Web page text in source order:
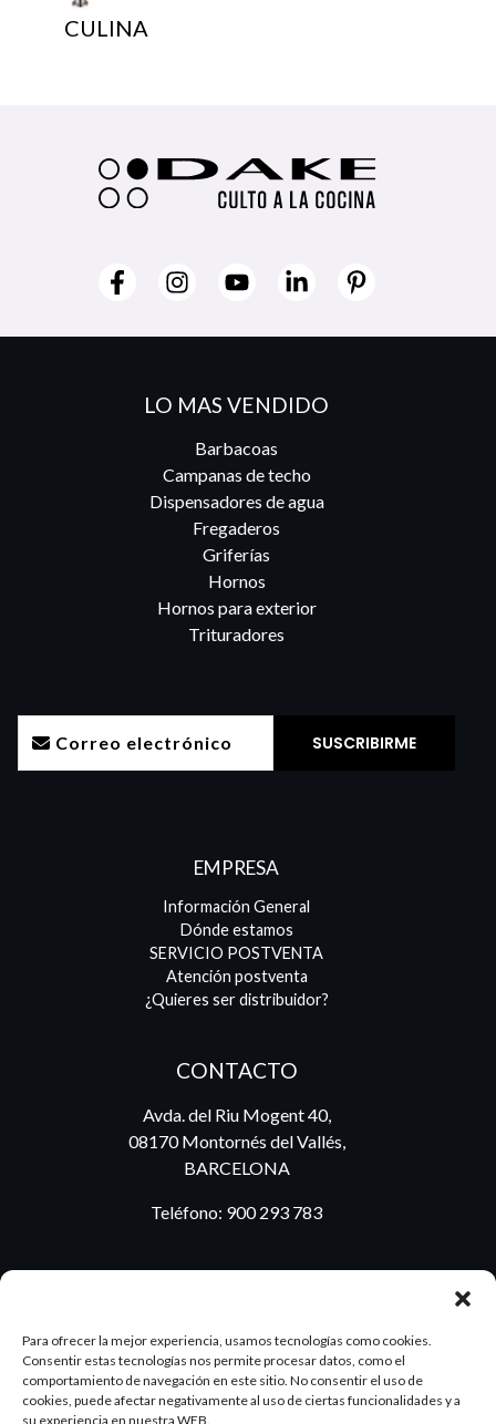
Para ofrecer la mejor experiencia, usamos tecnologías como cookies.
Consentir estas tecnologías nos permite procesar datos, como el
comportamiento de navegación en este sitio. No consentir el uso de
cookies, puede afectar negativamente al uso de ciertas funcionalidades y a
su experiencia en nuestra WEB.
CULINA
LO MAS VENDIDO
Barbacoas
Campanas de techo
Dispensadores de agua
Fregaderos
Griferías
Hornos
Hornos para exterior
Trituradores
EMPRESA
Información General
Dónde estamos
SERVICIO POSTVENTA
Atención postventa
¿Quieres ser distribuidor?
CONTACTO
Avda. del Riu Mogent 40,
08170 Montornés del Vallés,
BARCELONA
Teléfono: 900 293 783